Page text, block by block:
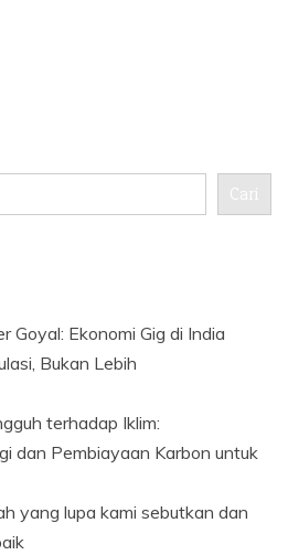
Cari
Goyal: Ekonomi Gig di India
Bukan Lebih
terhadap Iklim:
dan Pembiayaan Karbon untuk
yang lupa kami sebutkan dan